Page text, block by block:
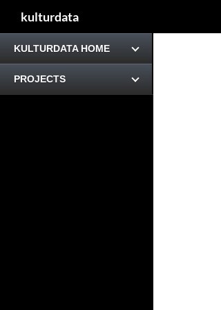
kulturdata
KULTURDATA HOME
PROJECTS